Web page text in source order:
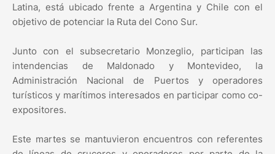
Latina, está ubicado frente a Argentina y Chile con el
objetivo de potenciar la Ruta del Cono Sur.
Junto con el subsecretario Monzeglio, participan las
intendencias de Maldonado y Montevideo, la
Administración Nacional de Puertos y operadores
turísticos y marítimos interesados en participar como co-
expositores.
Este martes se mantuvieron encuentros con referentes